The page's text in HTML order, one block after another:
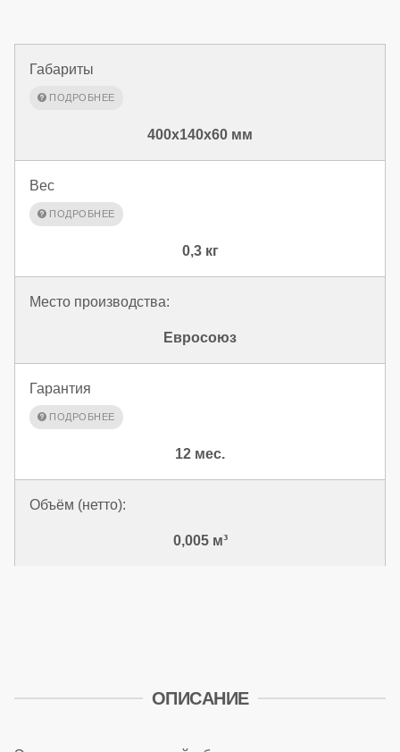
Габариты
400x140x60 мм
Вес
0,3 кг
Место производства:
Евросоюз
Гарантия
12 мес.
Объём (нетто):
0,005 м³
ОПИСАНИЕ